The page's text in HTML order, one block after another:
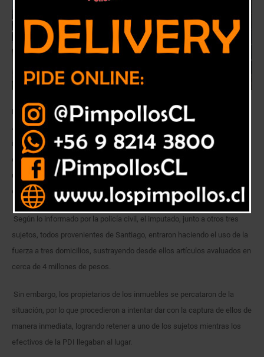
Detectives pertencientes a la Brigada Investigadora de Robos San
Antonio de la Policía de Investigaciones de Chile, detuvieron a un sujeto
identificado con las iniciales J.E.S.R. (30) por el delito flagrante de Robo
en lugar habitado, luego de haber ingresado a diversas viviendas
ubicadas en la parcelación Los Ciervos, con la finalidad de sustraer
especies.
Según lo informado por la policía civil, el imputado, junto a otros tres
sujetos, todos provenientes de Santiago, entraron haciendo el uso de la
fuerza a tres domicilios, sustrayendo desde ellos artículos avaluados en
cerca de 4 millones de pesos.
Sin embargo, los propietarios de los inmuebles se percataron de la
situación, por lo que procedieron a intentar dar con la captura de ellos de
manera inmediata, logrando retener a uno de los sujetos mientras los
efectivos de la PDI llegaban al lugar.